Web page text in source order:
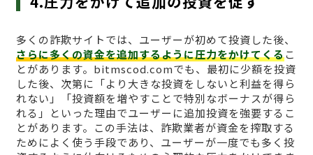
多くの詐欺サイトでは、ユーザーが初めて投資した後、
さらに多くの資金を追加するように圧力をかけてくるこ
とがあります。bitmscod.comでも、最初に少額を投資
した後、次第に「より大きな投資をしないと利益を得ら
れない」「投資額を増やすことで特別なボーナスが得ら
れる」といった理由でユーザーに追加投資を強要するこ
とがあります。この手法は、詐欺業者が資金を搾取する
ためによく使う手段であり、ユーザーが一度でも多く投